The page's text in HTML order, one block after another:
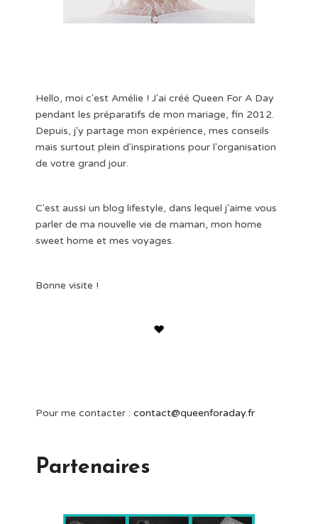
Hello, moi c'est Amélie ! J'ai créé Queen For A Day
pendant les préparatifs de mon mariage, fin 2012.
Depuis, j'y partage mon expérience, mes conseils
mais surtout plein d'inspirations pour l'organisation
de votre grand jour.
C'est aussi un blog lifestyle, dans lequel j'aime vous
parler de ma nouvelle vie de maman, mon home
sweet home et mes voyages.
Bonne visite !
Pour me contacter : contact@queenforaday.fr
Partenaires